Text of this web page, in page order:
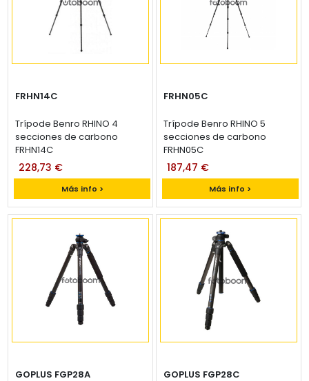
FRHN14C
Trípode Benro RHINO 4
secciones de carbono
FRHN14C
Más info >
228,73 €
FRHN05C
Trípode Benro RHINO 5
secciones de carbono
FRHN05C
Más info >
187,47 €
GOPLUS FGP28A GOPLUS FGP28C